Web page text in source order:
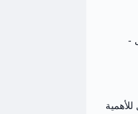
-